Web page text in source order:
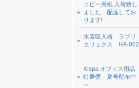
コピー用紙 入荷致し
ました 配達してお
ります!
水素吸入器 ラブリ
エリュクス HA-002
Kispa オフィス用品
特選便 夏号配布中
～